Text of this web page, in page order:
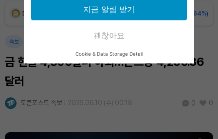
Dogecoin (DOGE) (-0.64%)
속보
금 현물 4,300달러 하회…온스당 4,295.86
달러
토큰포스트 속보 2026.06.10 (수) 00:18 0 0
지금 알림 받기
괜찮아요
Cookie & Data Storage Detail